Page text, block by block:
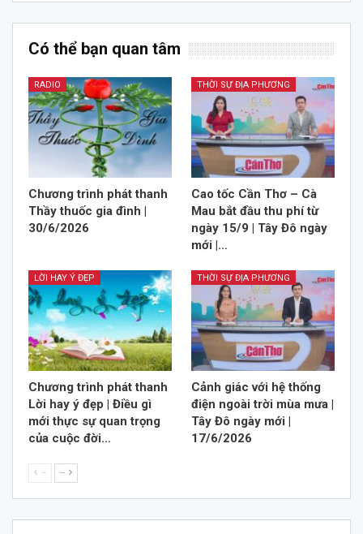
Có thể bạn quan tâm
RADIO
Chương trình phát thanh
Thầy thuốc gia đình |
30/6/2026
THỜI SỰ ĐỊA PHƯƠNG
Cao tốc Cần Thơ – Cà
Mau bắt đầu thu phí từ
ngày 15/9 | Tây Đô ngày
mới |…
LỜI HAY Ý ĐẸP
Chương trình phát thanh
Lời hay ý đẹp | Điều gì
mới thực sự quan trọng
của cuộc đời…
THỜI SỰ ĐỊA PHƯƠNG
Cảnh giác với hệ thống
điện ngoài trời mùa mưa |
Tây Đô ngày mới |
17/6/2026
-- --